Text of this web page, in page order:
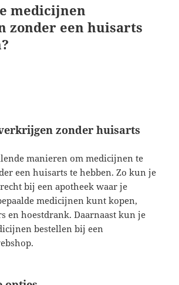
medicijnen
zonder een huisarts
zonder huisarts
manieren om medicijnen te
een huisarts te hebben. Zo kun je
bij een apotheek waar je
medicijnen kunt kopen,
en hoestdrank. Daarnaast kun je
bestellen bij een